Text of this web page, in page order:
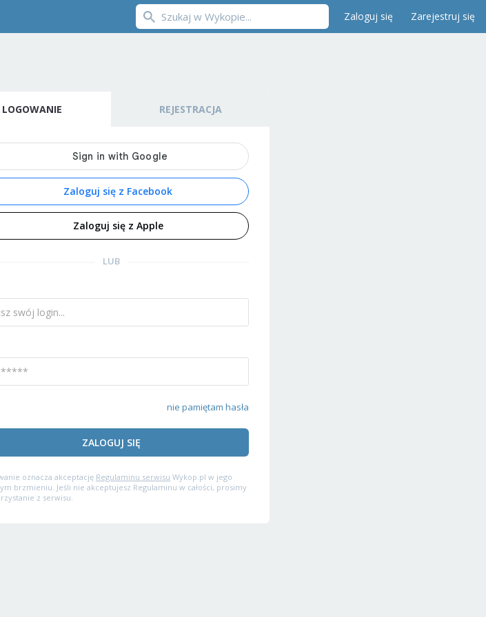
Zaloguj się Zarejestruj się
LOGOWANIE REJESTRACJA
Zaloguj się z Facebook
Zaloguj się z Apple
LUB
nie pamiętam hasła
ZALOGUJ SIĘ
oznacza akceptację Regulaminu serwisu Wykop.pl w jego
brzmieniu. Jeśli nie akceptujesz Regulaminu w całości, prosimy
z serwisu.